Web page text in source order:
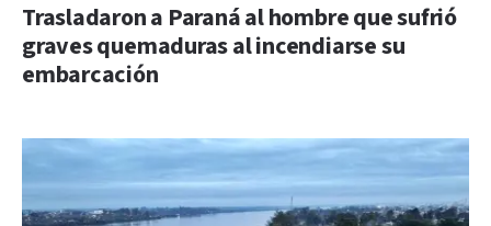
Trasladaron a Paraná al hombre que sufrió
graves quemaduras al incendiarse su
embarcación